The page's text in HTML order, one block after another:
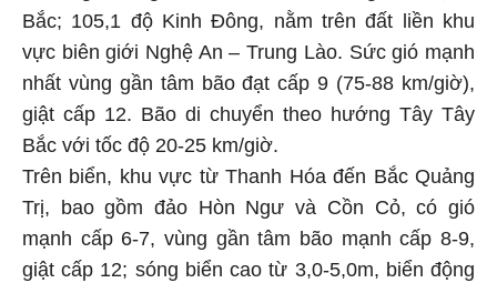
Bắc; 105,1 độ Kinh Đông, nằm trên đất liền khu
vực biên giới Nghệ An – Trung Lào. Sức gió mạnh
nhất vùng gần tâm bão đạt cấp 9 (75-88 km/giờ),
giật cấp 12. Bão di chuyển theo hướng Tây Tây
Bắc với tốc độ 20-25 km/giờ.
Trên biển, khu vực từ Thanh Hóa đến Bắc Quảng
Trị, bao gồm đảo Hòn Ngư và Cồn Cỏ, có gió
mạnh cấp 6-7, vùng gần tâm bão mạnh cấp 8-9,
giật cấp 12; sóng biển cao từ 3,0-5,0m, biển động